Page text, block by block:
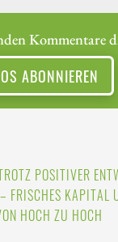
Kommentare
ABONNIEREN
POSITIVER
FRISCHES KAPITAL
HOCH ZU HOCH